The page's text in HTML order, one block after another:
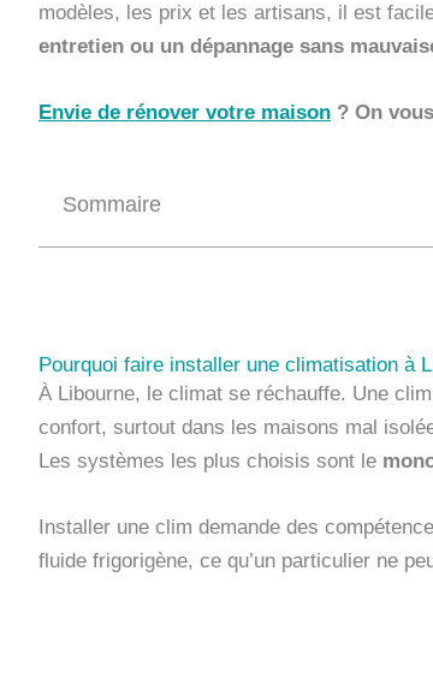
modèles, les prix et les artisans, il est
entretien ou un dépannage sans
Envie de rénover votre maison ? On
Sommaire
Pourquoi faire installer une climatisation à
À Libourne, le climat se réchauffe. Une
confort, surtout dans les maisons mal
Les systèmes les plus choisis sont le
Installer une clim demande des
fluide frigorigène, ce qu’un particulier ne